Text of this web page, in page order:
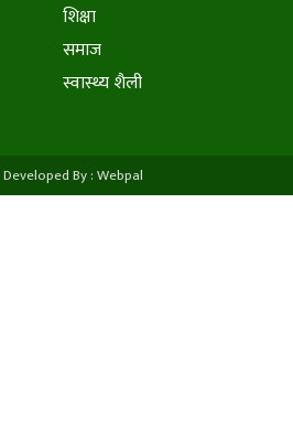
शिक्षा
समाज
स्वास्थ्य शैली
Developed By : Webpal